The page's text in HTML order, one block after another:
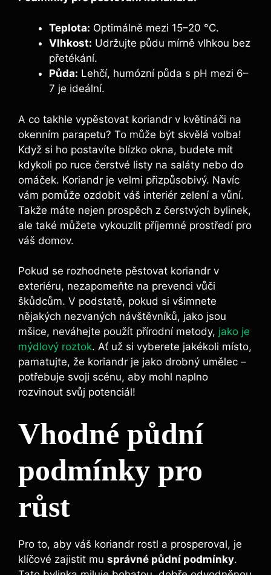
Teplota: Optimálně mezi 15–20 °C.
Vlhkost: Udržujte půdu mírně vlhkou bez
přetékání.
Půda: Lehčí, humózní půda s pH mezi 6–
7 je ideální.
A co takhle vypěstovat koriandr v květináči na
okenním parapetu? To může být skvělá volba!
Když si ho postavíte blízko okna, budete mít
kdykoli po ruce čerstvé listy na saláty nebo do
omáček. Koriandr je velmi přizpůsobivý. Navíc
vám pomůže ozdobit váš interiér zelení a vůní.
Takže máte nejen prospěch z čerstvých bylinek,
ale také můžete vykouzlit příjemné prostředí pro
váš domov.
Pokud se rozhodnete pěstovat koriandr v
exteriéru, nezapomeňte na prevenci vůči
škůdcům. V podstatě, pokud si všimnete
nějakých nezvaných návštěvníků, jako jsou
mšice, neváhejte použít přírodní metody, jako je
mýdlový roztok. Ať už si vyberete jakékoli místo,
pamatujte, že koriandr je jako drobný umělec –
potřebuje svoji scénu, aby mohl naplno
rozvinout svůj potenciál!
Vhodné půdní
podmínky pro
růst
Pro to, aby váš koriandr rostl a prosperoval, je
klíčové zajistit mu správné půdní podmínky.